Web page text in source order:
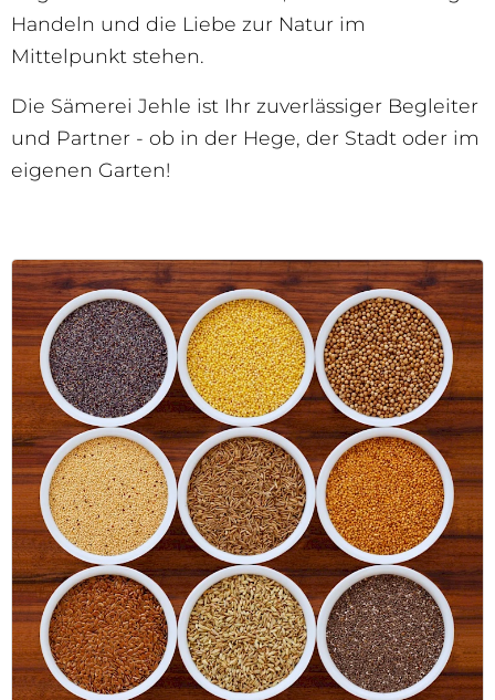
Handeln und die Liebe zur Natur im
Mittelpunkt stehen.
Die Sämerei Jehle ist Ihr zuverlässiger Begleiter
und Partner - ob in der Hege, der Stadt oder im
eigenen Garten!